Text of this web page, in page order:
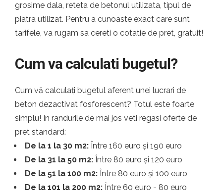
grosime dala, reteta de betonul utilizata, tipul de
piatra utilizat. Pentru a cunoaste exact care sunt
tarifele, va rugam sa cereti o cotatie de pret, gratuit!
Cum va calculati bugetul?
Cum vă calculați bugetul aferent unei lucrari de
beton dezactivat fosforescent? Totul este foarte
simplu! In randurile de mai jos veti regasi oferte de
pret standard:
De la 1 la 30 m2: Între 160 euro și 190 euro
De la 31 la 50 m2: Între 80 euro și 120 euro
De la 51 la 100 m2: Între 80 euro și 100 euro
De la 101 la 200 m2: Între 60 euro - 80 euro